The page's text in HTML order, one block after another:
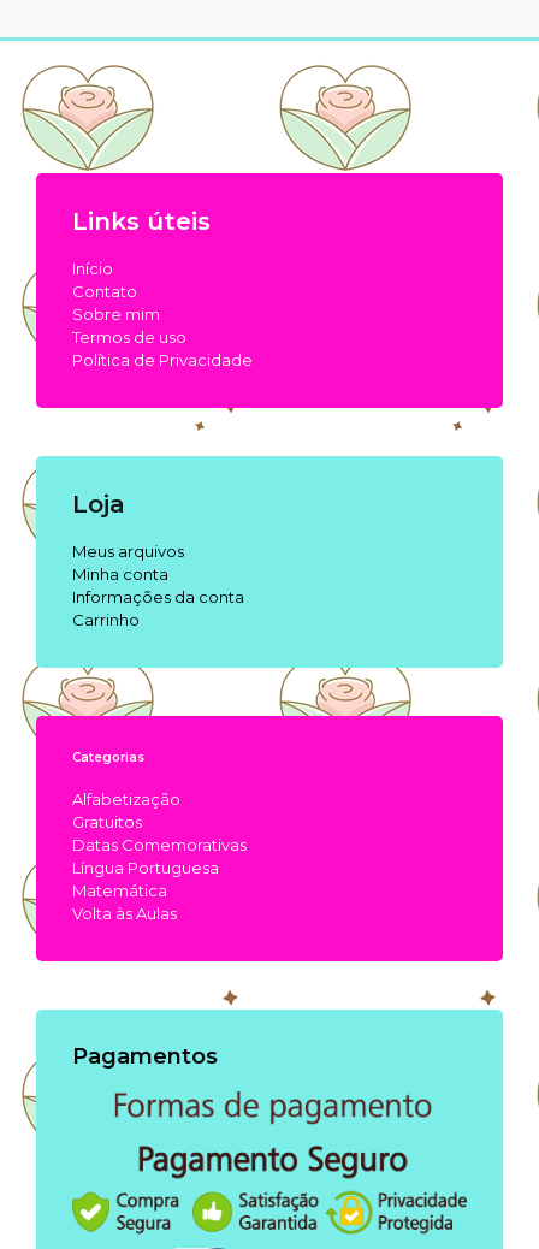
Links úteis
Início
Contato
Sobre mim
Termos de uso
Política de Privacidade
Loja
Meus arquivos
Minha conta
Informações da conta
Carrinho
Categorias
Alfabetização
Gratuitos
Datas Comemorativas
Língua Portuguesa
Matemática
Volta às Aulas
Pagamentos